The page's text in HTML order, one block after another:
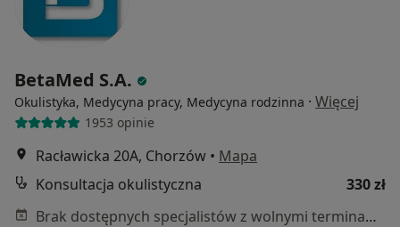
BetaMed S.A.
Okulistyka, Medycyna pracy, Medycyna rodzinna · Więcej
1953 opinie
Racławicka 20A, Chorzów • Mapa
Konsultacja okulistyczna
330 zł
Brak dostępnych specjalistów z wolnymi terminami w tym centrum medycznym.